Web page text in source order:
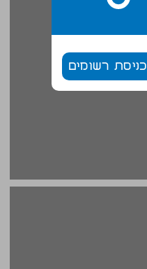
כניסת רשומים